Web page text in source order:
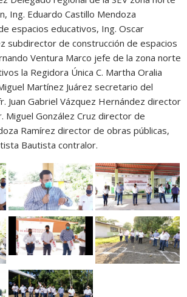
Ing. Eduardo Castillo Mendoza
espacios educativos, Ing. Oscar
subdirector de construcción de espacios
Ventura Marco jefe de la zona norte
la Regidora Única C. Martha Oralia
Martínez Juárez secretario del
Juan Gabriel Vázquez Hernández director
Miguel González Cruz director de
Ramírez director de obras públicas,
Bautista contralor.